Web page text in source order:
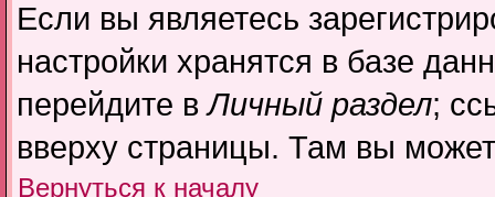
Если вы являетесь
настройки хранятся в базе
перейдите вЛичный раздел;
вверху страницы. Там вы
Вернуться к началу